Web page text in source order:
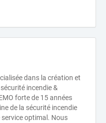
dans la création et
incendie &
forte de 15 années
de la sécurité incendie
optimal. Nous